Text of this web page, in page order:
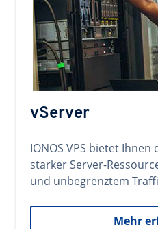
vServer
IONOS VPS bietet
starker Server-
und unbegrenztem
Mehr